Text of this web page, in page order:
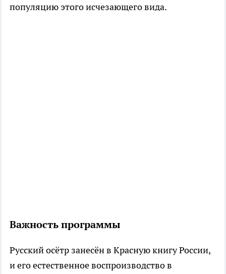
популяцию этого исчезающего вида.
Важность программы
Русский осётр занесён в Красную книгу России,
и его естественное воспроизводство в